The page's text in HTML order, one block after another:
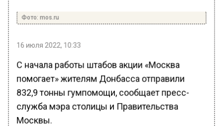
Фото: mos.ru
16 июля 2022, 10:33
С начала работы штабов акции «Москва
помогает» жителям Донбасса отправили
832,9 тонны гумпомощи, сообщает пресс-
служба мэра столицы и Правительства
Москвы.